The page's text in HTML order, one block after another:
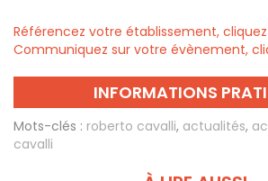
Référencez votre établissement,
Communiquez sur votre évènement,
INFORMATIONS
Mots-clés : roberto cavalli, actualités,
cavalli